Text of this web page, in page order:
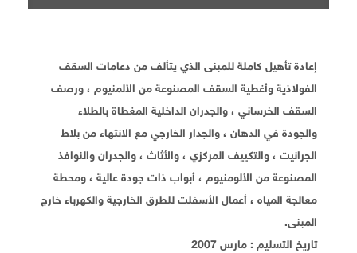
إعادة تأهيل كاملة للمبنى الذي يتألف من دعامات السقف
الفولاذية وأغطية السقف المصنوعة من الألمنيوم ، ورصف
السقف الخرساني ، والجدران الداخلية المغطاة بالطلاء
والجودة في الدهان ، والجدار الخارجي مع الانتهاء من بلاط
الجرانيت ، والتكييف المركزي ، والأثاث ، والجدران والنوافذ
المصنوعة من الألومنيوم ، أبواب ذات جودة عالية ، ومحطة
معالجة المياه ، أعمال الأسفلت للطرق الخارجية والكهرباء خارج
المبنى.
تاريخ التسليم : مارس 2007